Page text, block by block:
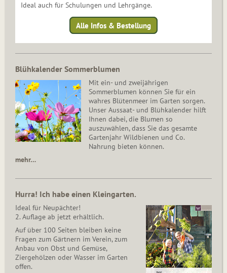
Ideal auch für Schulungen und Lehrgänge.
Alle Infos & Bestellung
Blühkalender Sommerblumen
Mit ein- und zweijährigen
Sommerblumen können Sie für ein
wahres Blütenmeer im Garten sorgen.
Unser Aussaat- und Blühkalender hilft
Ihnen dabei, die Blumen so
auszuwählen, dass Sie das gesamte
Gartenjahr Wildbienen und Co.
Nahrung bieten können.
mehr…
Hurra! Ich habe einen Kleingarten.
Ideal für Neupächter!
2. Auflage ab jetzt erhältlich.
Auf über 100 Seiten bleiben keine
Fragen zum Gärtnern im Verein, zum
Anbau von Obst und Gemüse,
Ziergehölzen oder Wasser im Garten
offen.